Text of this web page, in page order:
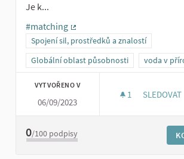
Je k...
#matching
(Externí odkaz)
Spojení sil, prostředků a znalostí
Globální oblast působnosti
voda v
VYTVOŘENO V
06/09/2023
1 1 SLEDUJÍCÍ
SLEDOVAT
0/100 podpisy